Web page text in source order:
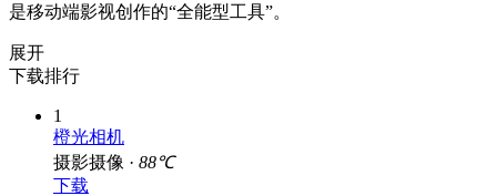
是移动端影视创作的“全能型工具”。
展开
下载排行
1
橙光相机
摄影摄像 · 88℃
下载